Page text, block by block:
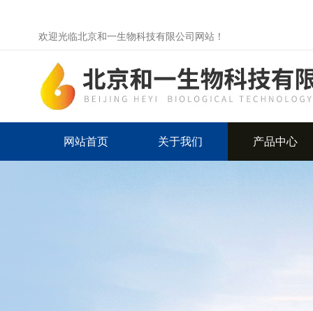
欢迎光临北京和一生物科技有限公司网站！
网站首页 关于我们 产品中心